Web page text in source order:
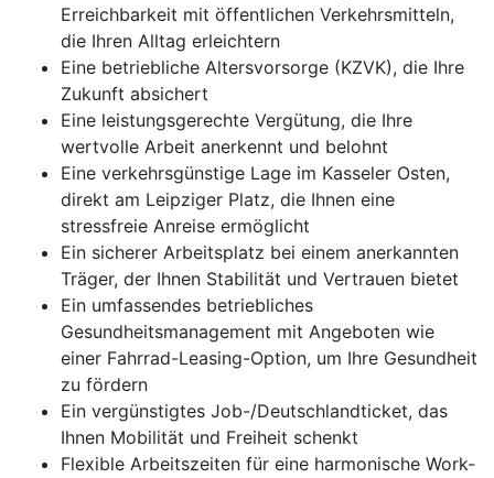
Erreichbarkeit mit öffentlichen Verkehrsmitteln,
die Ihren Alltag erleichtern
Eine betriebliche Altersvorsorge (KZVK), die Ihre
Zukunft absichert
Eine leistungsgerechte Vergütung, die Ihre
wertvolle Arbeit anerkennt und belohnt
Eine verkehrsgünstige Lage im Kasseler Osten,
direkt am Leipziger Platz, die Ihnen eine
stressfreie Anreise ermöglicht
Ein sicherer Arbeitsplatz bei einem anerkannten
Träger, der Ihnen Stabilität und Vertrauen bietet
Ein umfassendes betriebliches
Gesundheitsmanagement mit Angeboten wie
einer Fahrrad-Leasing-Option, um Ihre Gesundheit
zu fördern
Ein vergünstigtes Job-/Deutschlandticket, das
Ihnen Mobilität und Freiheit schenkt
Flexible Arbeitszeiten für eine harmonische Work-